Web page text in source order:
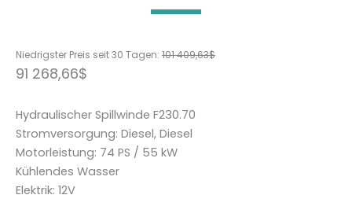
Niedrigster Preis seit 30 Tagen: 101 409,63$
91 268,66$
Hydraulischer Spillwinde F230.70
Stromversorgung: Diesel, Diesel
Motorleistung: 74 PS / 55 kW
Kühlendes Wasser
Elektrik: 12V